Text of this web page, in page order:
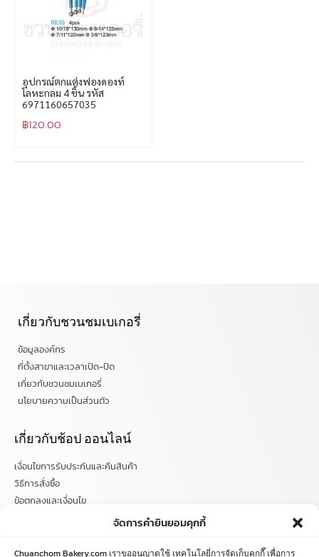
จัดการคำยินยอมคุกกี้
Chuanchom Bakery.com เราขออนุญาตใช้ เทคโนโลยี่การจัดเก็บคุกกี๊ เพื่อการ
อุปกรณ์ตกแต่งฟองดองท์
โลหะกลม 4 ชิ้น รหัส
6971160657035
฿120.00
เกี่ยวกับชวนชมเบเกอรี่
ข้อมูลองค์กร
ที่ตั้งสาขาและเวลาเปิด-ปิด
เกี่ยวกับชวนชมเบเกอรี่
นโยบายความเป็นส่วนตัว
เกี่ยวกับช้อป ออนไลน์
เงื่อนไขการรับประกันและคืนสินค้า
วิธีการสั่งซื้อ
ข้อตกลงและเงื่อนไข
ติดตามข่าวสารได้ที่